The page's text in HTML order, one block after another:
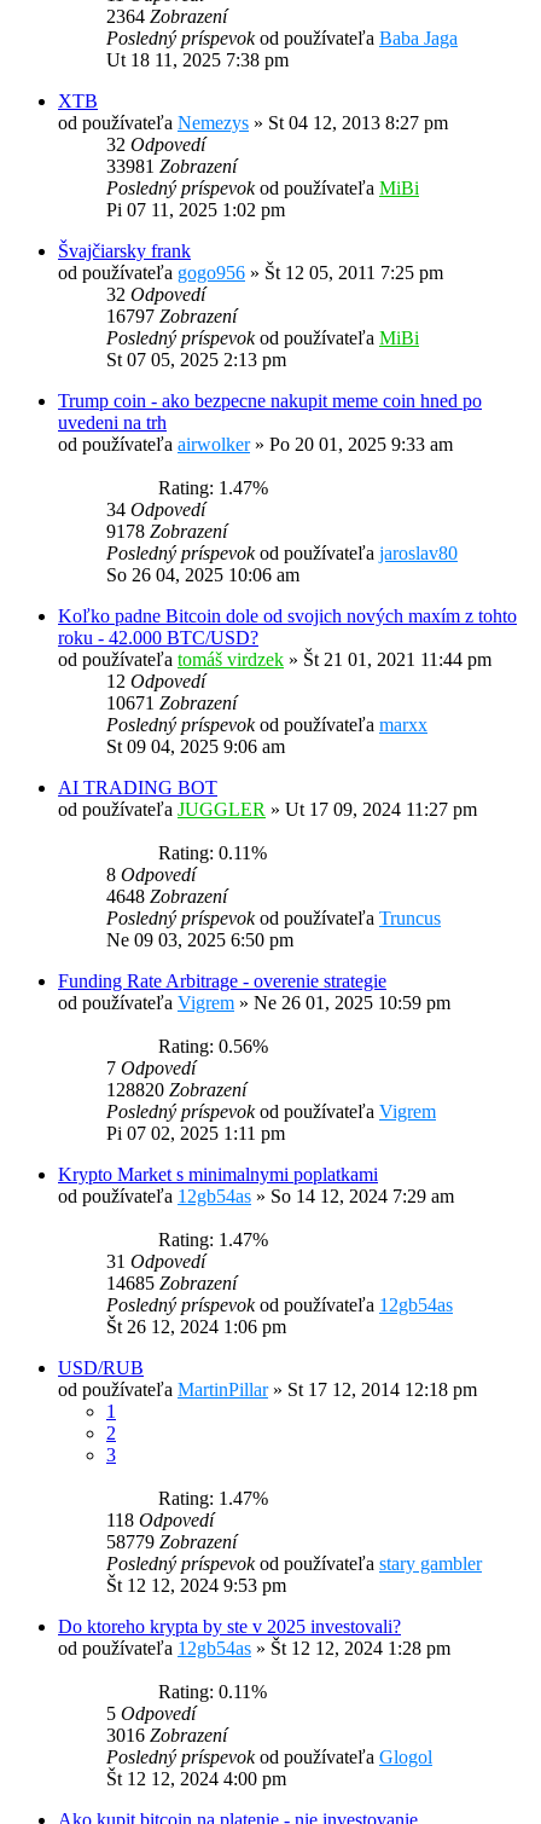
2364 Zobrazení
Posledný príspevokod používateľa Baba Jaga
Ut 18 11, 2025 7:38 pm
XTB
od používateľa Nemezys » St 04 12, 2013 8:27 pm
32 Odpovedí
33981 Zobrazení
Posledný príspevokod používateľa MiBi
Pi 07 11, 2025 1:02 pm
Švajčiarsky frank
od používateľa gogo956 » Št 12 05, 2011 7:25 pm
32 Odpovedí
16797 Zobrazení
Posledný príspevokod používateľa MiBi
St 07 05, 2025 2:13 pm
Trump coin - ako bezpecne nakupit meme coin hned po
uvedeni na trh
od používateľa airwolker» Po 20 01, 2025 9:33 am
Rating: 1.47%
34 Odpovedí
9178 Zobrazení
Posledný príspevokod používateľa jaroslav80
So 26 04, 2025 10:06 am
Koľko padne Bitcoin dole od svojich nových maxím z tohto
roku - 42.000 BTC/USD?
od používateľa tomáš virdzek » Št 21 01, 2021 11:44 pm
12 Odpovedí
10671 Zobrazení
Posledný príspevokod používateľa marxx
St 09 04, 2025 9:06 am
AI TRADING BOT
od používateľa JUGGLER » Ut 17 09, 2024 11:27 pm
Rating: 0.11%
8 Odpovedí
4648 Zobrazení
Posledný príspevokod používateľa Truncus
Ne 09 03, 2025 6:50 pm
Funding Rate Arbitrage - overenie strategie
od používateľa Vigrem » Ne 26 01, 2025 10:59 pm
Rating: 0.56%
7 Odpovedí
128820 Zobrazení
Posledný príspevokod používateľa Vigrem
Pi 07 02, 2025 1:11 pm
Krypto Market s minimalnymi poplatkami
od používateľa 12gb54as » So 14 12, 2024 7:29 am
Rating: 1.47%
31 Odpovedí
14685 Zobrazení
Posledný príspevokod používateľa 12gb54as
Št 26 12, 2024 1:06 pm
USD/RUB
od používateľa MartinPillar» St 17 12, 2014 12:18 pm
1
2
3
Rating: 1.47%
118 Odpovedí
58779 Zobrazení
Posledný príspevokod používateľa stary gambler
Št 12 12, 2024 9:53 pm
Do ktoreho krypta by ste v 2025 investovali?
od používateľa 12gb54as » Št 12 12, 2024 1:28 pm
Rating: 0.11%
5 Odpovedí
3016 Zobrazení
Posledný príspevokod používateľa Glogol
Št 12 12, 2024 4:00 pm